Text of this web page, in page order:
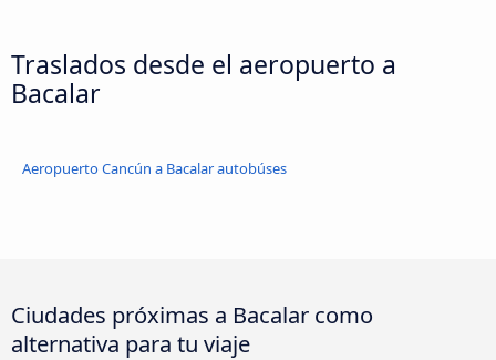
Traslados desde el aeropuerto a
Bacalar
Aeropuerto Cancún a Bacalar autobúses
Ciudades próximas a Bacalar como
alternativa para tu viaje